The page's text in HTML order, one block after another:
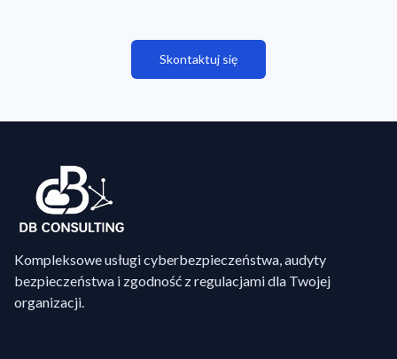
Skontaktuj się
Kompleksowe usługi cyberbezpieczeństwa, audyty
bezpieczeństwa i zgodność z regulacjami dla Twojej
organizacji.